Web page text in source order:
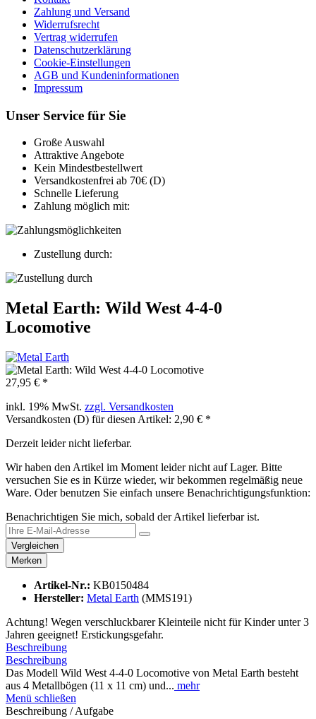
Zahlung und Versand
Widerrufsrecht
Vertrag widerrufen
Datenschutzerklärung
Cookie-Einstellungen
AGB und Kundeninformationen
Impressum
Unser Service für Sie
Große Auswahl
Attraktive Angebote
Kein Mindestbestellwert
Versandkostenfrei ab 70€ (D)
Schnelle Lieferung
Zahlung möglich mit:
Zustellung durch:
Metal Earth: Wild West 4-4-0
Locomotive
27,95 € *
inkl. 19% MwSt. zzgl. Versandkosten
Versandkosten (D) für diesen Artikel: 2,90 € *
Derzeit leider nicht lieferbar.
Wir haben den Artikel im Moment leider nicht auf Lager. Bitte
versuchen Sie es in Kürze wieder, wir bekommen regelmäßig neue
Ware. Oder benutzen Sie einfach unsere Benachrichtigungsfunktion:
Benachrichtigen Sie mich, sobald der Artikel lieferbar ist.
Vergleichen
Merken
Artikel-Nr.: KB0150484
Hersteller: Metal Earth (MMS191)
Achtung! Wegen verschluckbarer Kleinteile nicht für Kinder unter 3
Jahren geeignet! Erstickungsgefahr.
Beschreibung
Beschreibung
Das Modell Wild West 4-4-0 Locomotive von Metal Earth besteht
aus 4 Metallbögen (11 x 11 cm) und... mehr
Menü schließen
Beschreibung / Aufgabe